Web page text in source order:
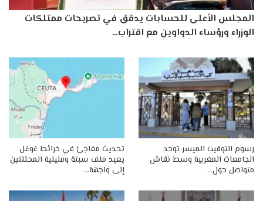
المجلس الأعلى للحسابات يدقق في تصريحات ممتلكات
الوزراء ورؤساء الدواوين مع اقتراب…
رسوم التوقيت الميسر توحد
الجامعات المغربية وسط نقاش
متواصل حول…
تحديث مفاجئ في خرائط غوغل
يعيد ملف سبتة ومليلية المحتلتين
إلى واجهة…